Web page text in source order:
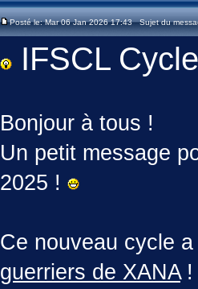
Posté le: Mar 06 Jan 2026 17:43 Sujet du
IFSCL
Bonjour à tous !
Un petit message
2025 !
Ce nouveau cycle
guerriers de XANA!